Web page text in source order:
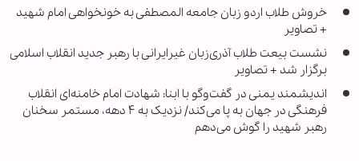
خروش طلاب اردو زبان جامعه المصطفی به خونخواهی امام شهید
+ تصاویر
نشست بیعت طلاب آذری‌زبان غیرایرانی با رهبر جدید انقلاب اسلامی
برگزار شد + تصاویر
اندیشمند یمنی در گفت‌وگو با ابنا: شهادت امام خامنه‌ای انقلاب
فرهنگی در جهان به پا می‌کند/ نزدیک به ۴ دهه، مستمر سخنان
رهبر شهید را گوش می‌دهم